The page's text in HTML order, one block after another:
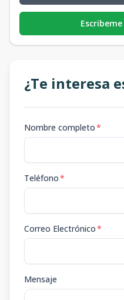
¿Te interesa
Nombre completo*
Teléfono*
Correo Electrónico*
Mensaje